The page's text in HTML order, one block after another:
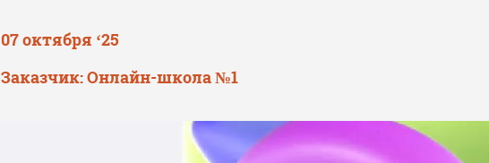
07 октября ‘25
Заказчик: Онлайн-школа №1